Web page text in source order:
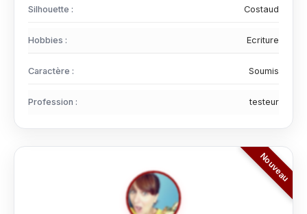
Silhouette : Costaud
Hobbies : Ecriture
Caractère : Soumis
Profession : testeur